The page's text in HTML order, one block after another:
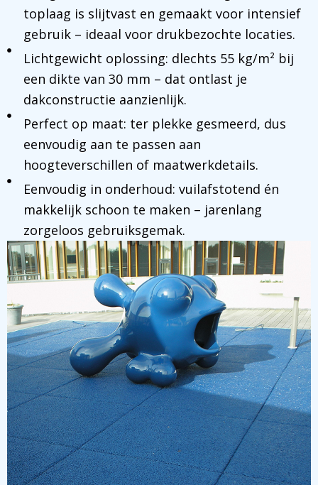
toplaag is slijtvast en gemaakt voor intensief
gebruik – ideaal voor drukbezochte locaties.
Lichtgewicht oplossing: dlechts 55 kg/m² bij
een dikte van 30 mm – dat ontlast je
dakconstructie aanzienlijk.
Perfect op maat: ter plekke gesmeerd, dus
eenvoudig aan te passen aan
hoogteverschillen of maatwerkdetails.
Eenvoudig in onderhoud: vuilafstotend én
makkelijk schoon te maken – jarenlang
zorgeloos gebruiksgemak.